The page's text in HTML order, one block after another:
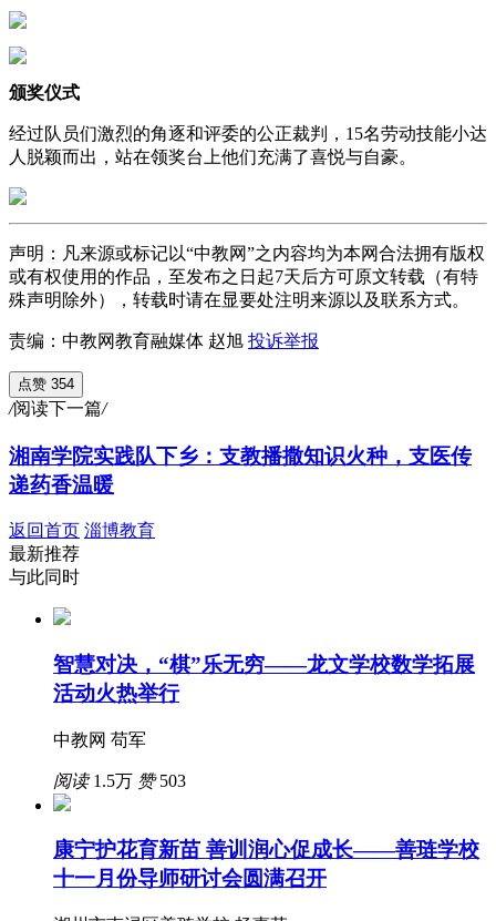
颁奖仪式
经过队员们激烈的角逐和评委的公正裁判，15名劳动技能小达
人脱颖而出，站在领奖台上他们充满了喜悦与自豪。
声明：凡来源或标记以“中教网”之内容均为本网合法拥有版权
或有权使用的作品，至发布之日起7天后方可原文转载（有特
殊声明除外），转载时请在显要处注明来源以及联系方式。
责编：中教网教育融媒体 赵旭 投诉举报
点赞 354
/阅读下一篇/
湘南学院实践队下乡：支教播撒知识火种，支医传
递药香温暖
返回首页 淄博教育
最新推荐
与此同时
智慧对决，“棋”乐无穷——龙文学校数学拓展
活动火热举行
中教网 苟军
阅读1.5万 赞503
康宁护花育新苗 善训润心促成长——善琏学校
十一月份导师研讨会圆满召开